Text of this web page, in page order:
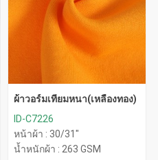
ผ้าวอร์มเทียมหนา(เหลืองทอง)
ID-C7226
หน้าผ้า : 30/31"
น้ำหนักผ้า : 263 GSM